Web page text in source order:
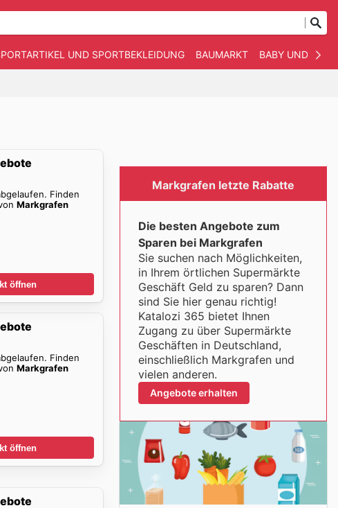
UND SPORTBEKLEIDUNG BAUMARKT BABY UND KIND
Finden
Markgrafen
öffnen
Finden
Markgrafen
öffnen
Markgrafen letzte Rabatte
Die besten Angebote zum
Sparen bei Markgrafen
Sie suchen nach Möglichkeiten,
in Ihrem örtlichen Supermärkte
Geschäft Geld zu sparen? Dann
sind Sie hier genau richtig!
Katalozi 365 bietet Ihnen
Zugang zu über Supermärkte
Geschäften in Deutschland,
einschließlich Markgrafen und
vielen anderen.
Angebote erhalten